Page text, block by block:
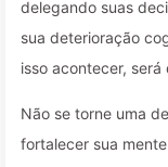
delegando suas
sua deterioração
isso acontecer,
Não se torne uma
fortalecer sua